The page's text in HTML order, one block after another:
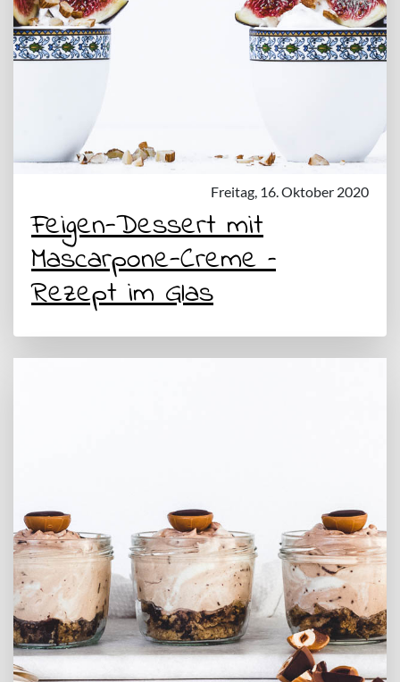
Freitag, 16. Oktober 2020
Feigen-Dessert mit
Mascarpone-Creme –
Rezept im Glas